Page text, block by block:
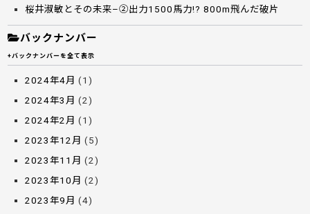
桜井淑敏とその未来–②出力1500馬力!? 800m飛んだ破片
バックナンバー
+バックナンバーを全て表示
2024年4月 (1)
2024年3月 (2)
2024年2月 (1)
2023年12月 (5)
2023年11月 (2)
2023年10月 (2)
2023年9月 (4)